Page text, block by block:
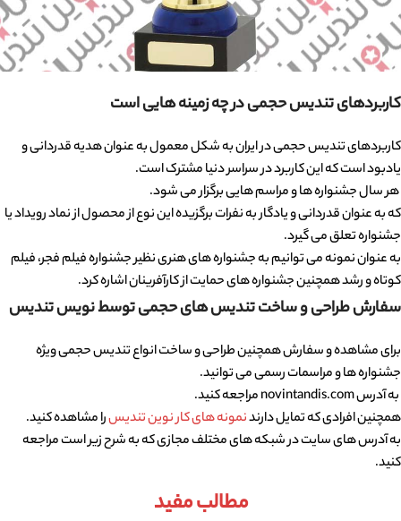
کاربردهای تندیس حجمی در چه زمینه هایی است
کاربردهای تندیس حجمی در ایران به شکل معمول به عنوان هدیه قدردانی و
یادبود است که این کاربرد در سراسر دنیا مشترک است.
هر سال جشنواره ها و مراسم هایی برگزار می شود.
که به عنوان قدردانی و یادگار به نفرات برگزیده این نوع از محصول از نماد رویداد یا
جشنواره تعلق می گیرد.
به عنوان نمونه می توانیم به جشنواره های هنری نظیر جشنواره فیلم فجر، فیلم
کوتاه و رشد همچنین جشنواره های حمایت از کارآفرینان اشاره کرد.
سفارش طراحی و ساخت تندیس های حجمی توسط نویس تندیس
برای مشاهده و سفارش همچنین طراحی و ساخت انواع تندیس حجمی ویژه
جشنواره ها و مراسمات رسمی می توانید.
به آدرس novintandis.com مراجعه کنید.
همچنین افرادی که تمایل دارندنمونه های کار نوین تندیسرا مشاهده کنید.
به آدرس های سایت در شبکه های مختلف مجازی که به شرح زیر است مراجعه
کنید.
مطالب مفید